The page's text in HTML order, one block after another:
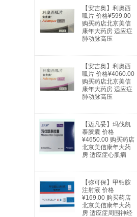
【安吉奥】利奥西
呱片 价格¥599.00
购买药店北京美信
康年大药房 适应症
肺动脉高压
【安吉奥】利奥西
呱片 价格¥4060.00
购买药店北京美信
康年大药房 适应症
肺动脉高压
【迈凡妥】玛伐凯
泰胶囊 价格
¥4650.00 购买药店
北京美信康年大药
房 适应症心肌病
【弥可保】甲钴胺
注射液 价格
¥169.00 购买药店
北京美信康年大药
房 适应症周围神经